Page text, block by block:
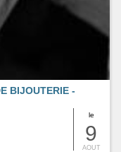
le
9
AOUT
BIJOUTERIE -